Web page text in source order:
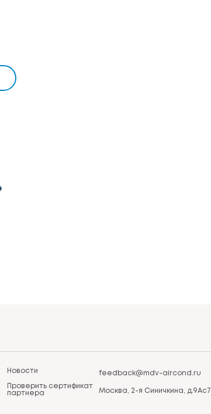
Новости
Проверить сертификат
партнера
feedback@mdv-aircond.ru
Москва, 2-я Синичкина, д.9Ас7